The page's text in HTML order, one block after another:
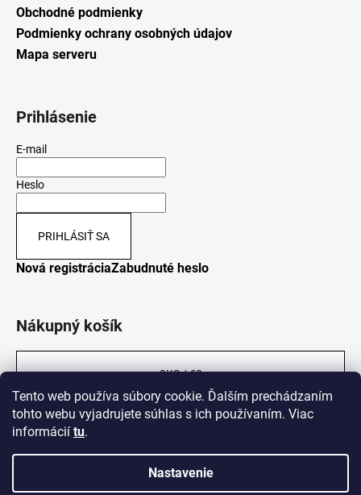
Tento web používa súbory cookie. Ďalším prechádzaním
tohto webu vyjadrujete súhlas s ich používaním. Viac
informácií tu.
Nastavenie
Obchodné podmienky
Podmienky ochrany osobných údajov
Mapa serveru
Prihlásenie
E-mail
Heslo
PRIHLÁSIŤ SA
Nová registráciaZabudnuté heslo
Nákupný košík
0KS /€0